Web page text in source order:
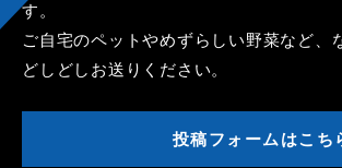
す。
ご自宅のペットやめずらしい野菜など、
どしどしお送りください。
投稿フォームはこち